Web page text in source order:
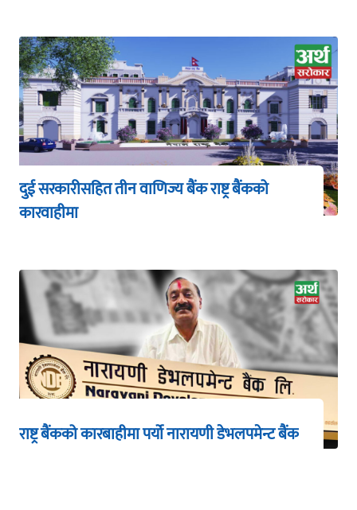
दुई सरकारीसहित तीन वाणिज्य बैंक राष्ट्र बैंकको
कारवाहीमा
राष्ट्र बैंकको कारबाहीमा पर्यो नारायणी डेभलपमेन्ट बैंक